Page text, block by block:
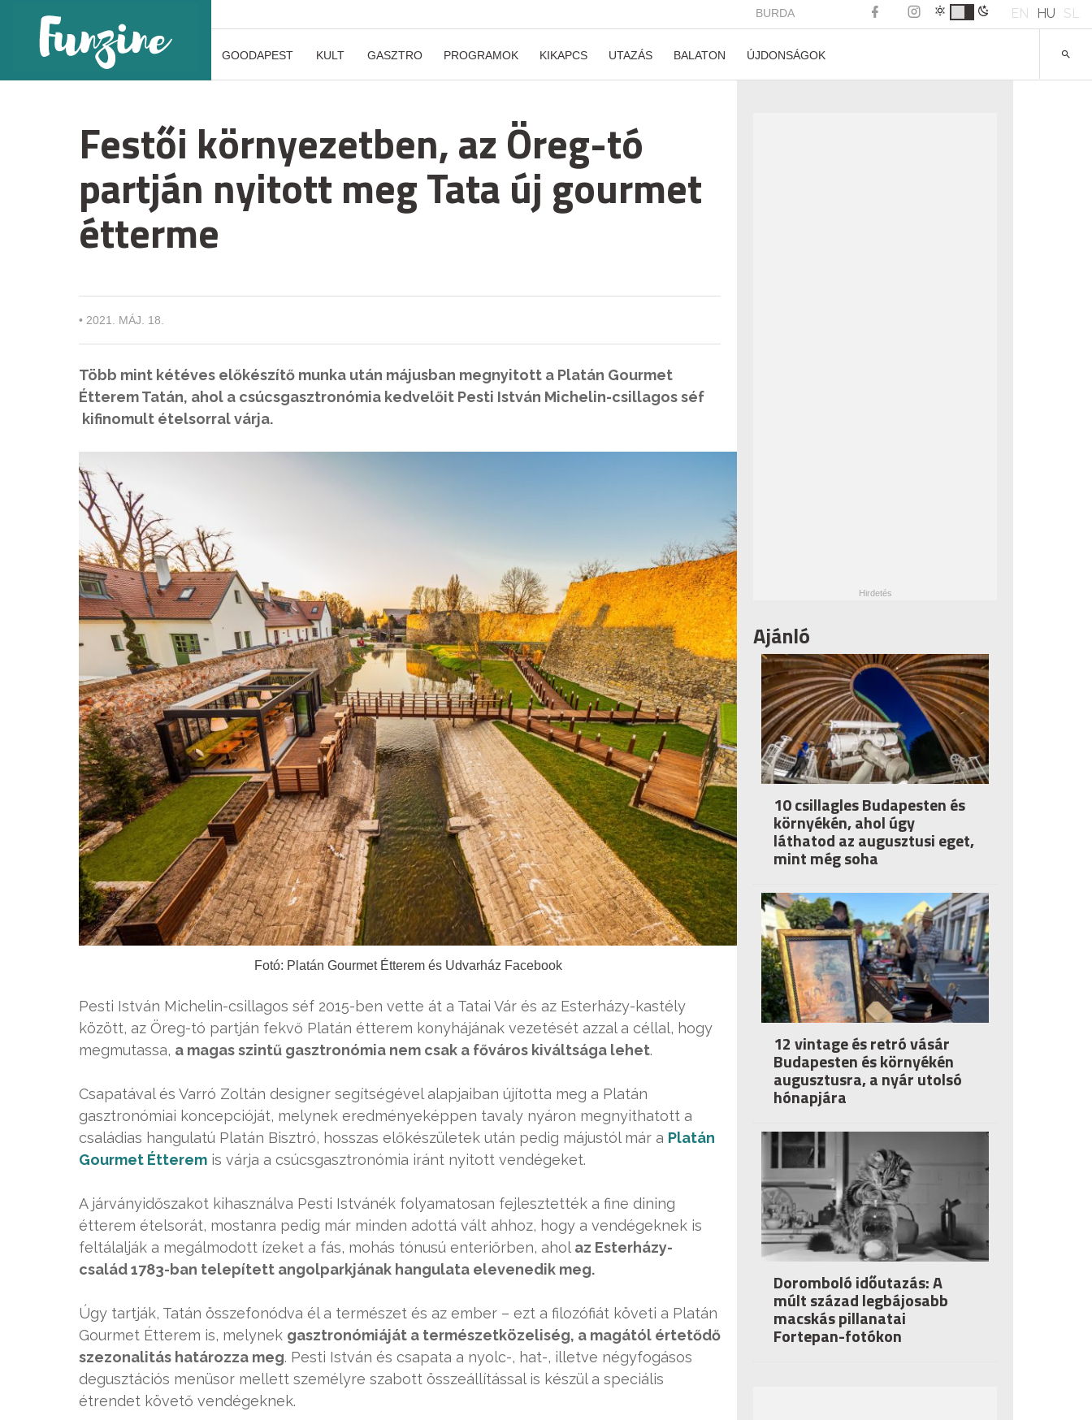
BURDA EN HU SL
GOODAPEST KULT GASZTRO PROGRAMOK KIKAPCS UTAZÁS BALATON ÚJDONSÁGOK
Festői környezetben, az Öreg-tó
partján nyitott meg Tata új gourmet
étterme
• 2021. MÁJ. 18.
Több mint kétéves előkészítő munka után májusban megnyitott a Platán Gourmet
Étterem Tatán, ahol a csúcsgasztronómia kedvelőit Pesti István Michelin-csillagos séf
kifinomult ételsorral várja.
Fotó: Platán Gourmet Étterem és Udvarház Facebook
Pesti István Michelin-csillagos séf 2015-ben vette át a Tatai Vár és az Esterházy-kastély
között, az Öreg-tó partján fekvő Platán étterem konyhájának vezetését azzal a céllal, hogy
megmutassa, a magas szintű gasztronómia nem csak a főváros kiváltsága lehet.
Csapatával és Varró Zoltán designer segítségével alapjaiban újította meg a Platán
gasztronómiai koncepcióját, melynek eredményeképpen tavaly nyáron megnyithatott a
családias hangulatú Platán Bisztró, hosszas előkészületek után pedig májustól már a Platán
Gourmet Étterem is várja a csúcsgasztronómia iránt nyitott vendégeket.
A járványidőszakot kihasználva Pesti Istvánék folyamatosan fejlesztették a fine dining
étterem ételsorát, mostanra pedig már minden adottá vált ahhoz, hogy a vendégeknek is
feltálalják a megálmodott ízeket a fás, mohás tónusú enteriőrben, ahol az Esterházy-
család 1783-ban telepített angolparkjának hangulata elevenedik meg.
Úgy tartják, Tatán összefonódva él a természet és az ember – ezt a filozófiát követi a Platán
Gourmet Étterem is, melynek gasztronómiáját a természetközeliség, a magától értetődő
szezonalitás határozza meg. Pesti István és csapata a nyolc-, hat-, illetve négyfogásos
degusztációs menüsor mellett személyre szabott összeállítással is készül a speciális
étrendet követő vendégeknek.
Ajánló
10 csillagles Budapesten és
környékén, ahol úgy
láthatod az augusztusi eget,
mint még soha
12 vintage és retró vásár
Budapesten és környékén
augusztusra, a nyár utolsó
hónapjára
Doromboló időutazás: A
múlt század legbájosabb
macskás pillanatai
Fortepan-fotókon